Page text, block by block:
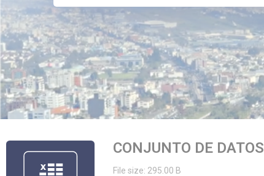
CONJUNTO DE DATOS
File size: 295.00 B